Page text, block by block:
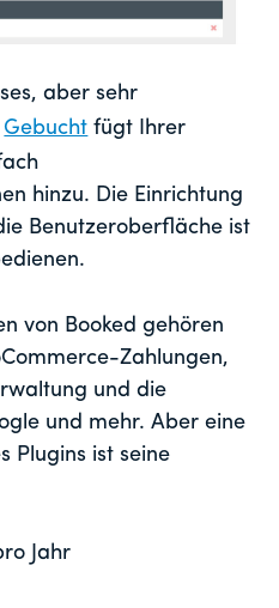
aber sehr
Gebucht fügt Ihrer
hinzu. Die Einrichtung
Benutzeroberfläche ist
von Booked gehören
Zahlungen,
und die
und mehr. Aber eine
Plugins ist seine
Jahr